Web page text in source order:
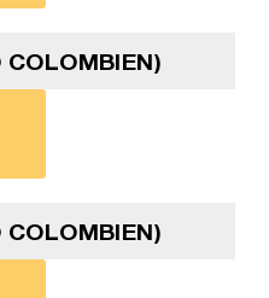
COLOMBIEN)
COLOMBIEN)